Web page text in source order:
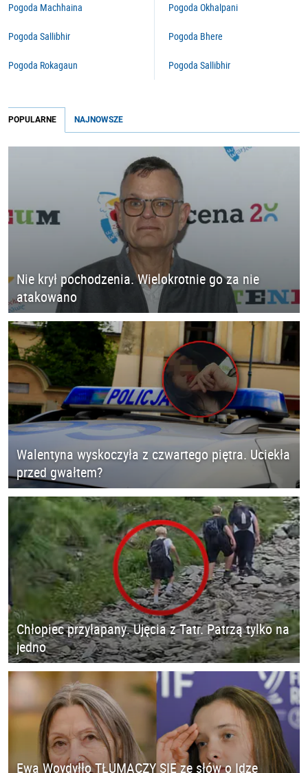
Pogoda Machhaina
Pogoda Sallibhir
Pogoda Rokagaun
Pogoda Okhalpani
Pogoda Bhere
Pogoda Sallibhir
POPULARNE NAJNOWSZE
Nie krył pochodzenia. Wielokrotnie go za nie
atakowano
Walentyna wyskoczyła z czwartego piętra. Uciekła
przed gwałtem?
Chłopiec przyłapany. Ujęcia z Tatr. Patrzą tylko na
jedno
Ewa Woydyłło TŁUMACZY SIĘ ze słów o Idze